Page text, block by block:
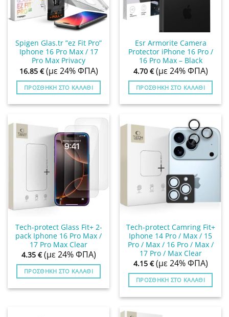
Spigen Glas.tr ”ez Fit Pro”
Iphone 16 Pro Max / 17
Pro Max Privacy
16.85 € (με 24% ΦΠΑ)
ΠΡΟΣΘΉΚΗ ΣΤΟ ΚΑΛΆΘΙ
Esr Armorite Camera
Protector iPhone 16 Pro /
16 Pro Max – Black
4.70 € (με 24% ΦΠΑ)
ΠΡΟΣΘΉΚΗ ΣΤΟ ΚΑΛΆΘΙ
Tech-protect Glass Fit+ 2-
pack Iphone 16 Pro Max /
17 Pro Max Clear
4.35 € (με 24% ΦΠΑ)
ΠΡΟΣΘΉΚΗ ΣΤΟ ΚΑΛΆΘΙ
Tech-protect Camring Fit+
Iphone 14 Pro / Max / 15
Pro / Max / 16 Pro / Max /
17 Pro / Max Clear
4.15 € (με 24% ΦΠΑ)
ΠΡΟΣΘΉΚΗ ΣΤΟ ΚΑΛΆΘΙ